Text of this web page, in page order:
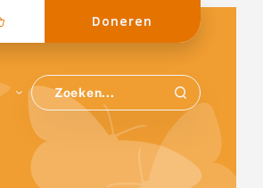
Doneren